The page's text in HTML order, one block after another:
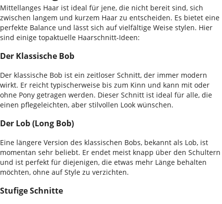
Mittellanges Haar ist ideal für jene, die nicht bereit sind, sich
zwischen langem und kurzem Haar zu entscheiden. Es bietet eine
perfekte Balance und lässt sich auf vielfältige Weise stylen. Hier
sind einige topaktuelle Haarschnitt-Ideen:
Der Klassische Bob
Der klassische Bob ist ein zeitloser Schnitt, der immer modern
wirkt. Er reicht typischerweise bis zum Kinn und kann mit oder
ohne Pony getragen werden. Dieser Schnitt ist ideal für alle, die
einen pflegeleichten, aber stilvollen Look wünschen.
Der Lob (Long Bob)
Eine längere Version des klassischen Bobs, bekannt als Lob, ist
momentan sehr beliebt. Er endet meist knapp über den Schultern
und ist perfekt für diejenigen, die etwas mehr Länge behalten
möchten, ohne auf Style zu verzichten.
Stufige Schnitte